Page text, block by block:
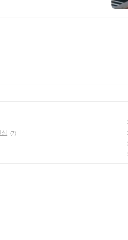
상 (7)